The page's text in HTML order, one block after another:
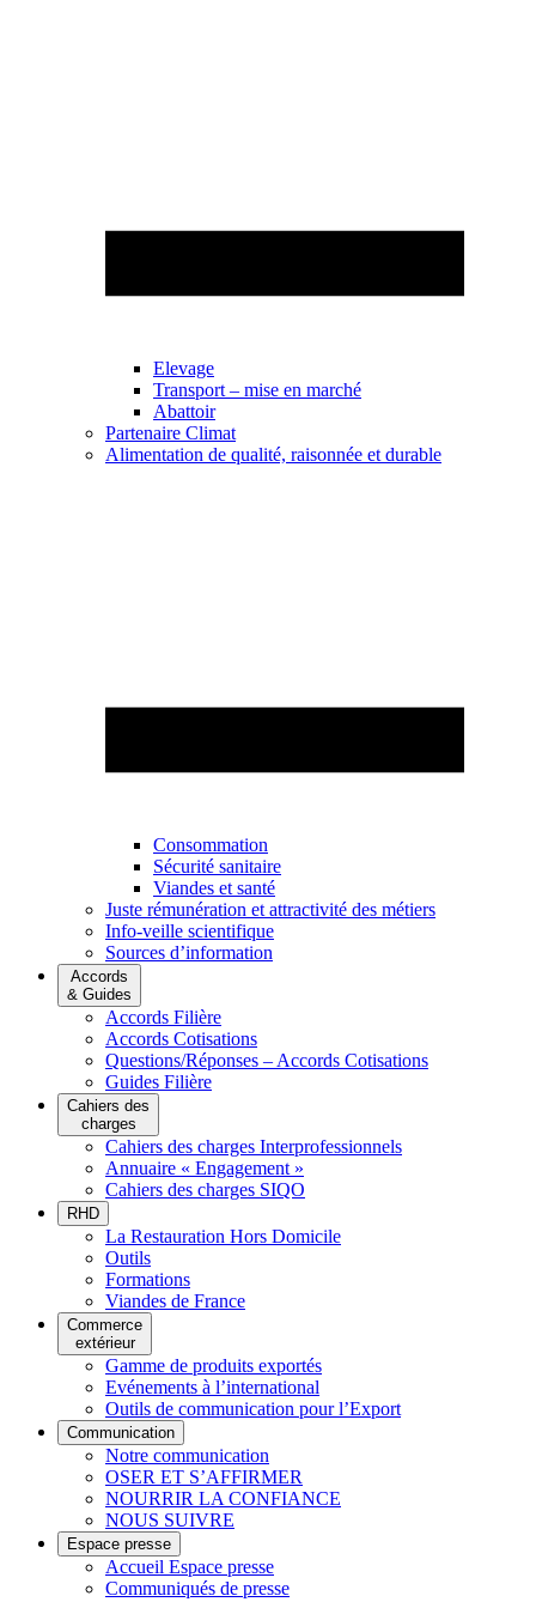
Elevage
Transport – mise en marché
Abattoir
Partenaire Climat
Alimentation de qualité, raisonnée et durable
Consommation
Sécurité sanitaire
Viandes et santé
Juste rémunération et attractivité des métiers
Info-veille scientifique
Sources d’information
Accords
& Guides
Accords Filière
Accords Cotisations
Questions/Réponses – Accords Cotisations
Guides Filière
Cahiers des
charges
Cahiers des charges Interprofessionnels
Annuaire « Engagement »
Cahiers des charges SIQO
RHD
La Restauration Hors Domicile
Outils
Formations
Viandes de France
Commerce
extérieur
Gamme de produits exportés
Evénements à l’international
Outils de communication pour l’Export
Communication
Notre communication
OSER ET S’AFFIRMER
NOURRIR LA CONFIANCE
NOUS SUIVRE
Espace presse
Accueil Espace presse
Communiqués de presse